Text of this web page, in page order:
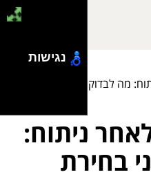
מה לבדוק לפני בחירת
ניתוח:
בחירת
נגישות